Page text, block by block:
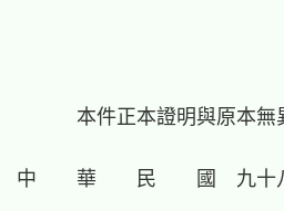
本件正本證明與原本無
中　　華　　民　　國　